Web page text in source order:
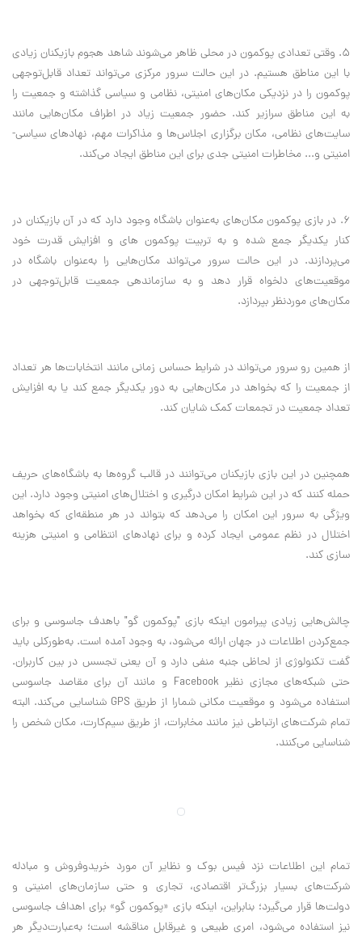
5. وقتی تعدادی پوکمون در محلی ظاهر می‌شوند شاهد هجوم بازیکنان زیادی
با این مناطق هستیم. در این حالت سرور مرکزی می‌تواند تعداد قابل‌توجهی
پوکمون را در نزدیکی مکان‌های امنیتی، نظامی و سیاسی گذاشته و جمعیت را
به این مناطق سرازیر کند. حضور جمعیت زیاد در اطراف مکان‌هایی مانند
سایت‌های نظامی، مکان برگزاری اجلاس‌ها و مذاکرات مهم، نهادهای سیاسی-
امنیتی و... مخاطرات امنیتی جدی برای این مناطق ایجاد می‌کند.
6. در بازی پوکمون مکان‌های به‌عنوان باشگاه وجود دارد که در آن بازیکنان در
کنار یکدیگر جمع شده و به تربیت پوکمون های و افزایش قدرت خود
می‌پردازند. در این حالت سرور می‌تواند مکان‌هایی را به‌عنوان باشگاه در
موقعیت‌های دلخواه قرار دهد و به سازماندهی جمعیت قابل‌توجهی در
مکان‌های موردنظر بپردازد.
از همین رو سرور می‌تواند در شرایط حساس زمانی مانند انتخابات‌ها هر تعداد
از جمعیت را که بخواهد در مکان‌هایی به دور یکدیگر جمع کند یا به افزایش
تعداد جمعیت در تجمعات کمک شایان کند.
همچنین در این بازی بازیکنان می‌توانند در قالب گروه‌ها به باشگاه‌های حریف
حمله کنند که در این شرایط امکان درگیری و اختلال‌های امنیتی وجود دارد. این
ویژگی به سرور این امکان را می‌دهد که بتواند در هر منطقه‌ای که بخواهد
اختلال در نظم عمومی ایجاد کرده و برای نهادهای انتظامی و امنیتی هزینه
سازی کند.
چالش‌هایی زیادی پیرامون اینکه بازی "پوکمون گو" باهدف جاسوسی و برای
جمع‌کردن اطلاعات در جهان ارائه می‌شود، به وجود آمده است. به‌طورکلی باید
گفت تکنولوژی از لحاظی جنبه منفی دارد و آن یعنی تجسس در بین کاربران.
حتی شبکه‌های مجازی نظیرFacebook و مانند آن برای مقاصد جاسوسی
استفاده می‌شود و موقعیت مکانی شمارا از طریقGPSشناسایی می‌کند. البته
تمام شرکت‌های ارتباطی نیز مانند مخابرات، از طریق سیم‌کارت، مکان شخص را
شناسایی می‌کنند.
تمام این اطلاعات نزد فیس بوک و نظایر آن مورد خریدوفروش و مبادله
شرکت‌های بسیار بزرگ‌تر اقتصادی، تجاری و حتی سازمان‌های امنیتی و
دولت‌ها قرار می‌گیرد؛ بنابراین، اینکه بازی «پوکمون گو» برای اهداف جاسوسی
نیز استفاده می‌شود، امری طبیعی و غیرقابل مناقشه است؛ به‌عبارت‌دیگر هر